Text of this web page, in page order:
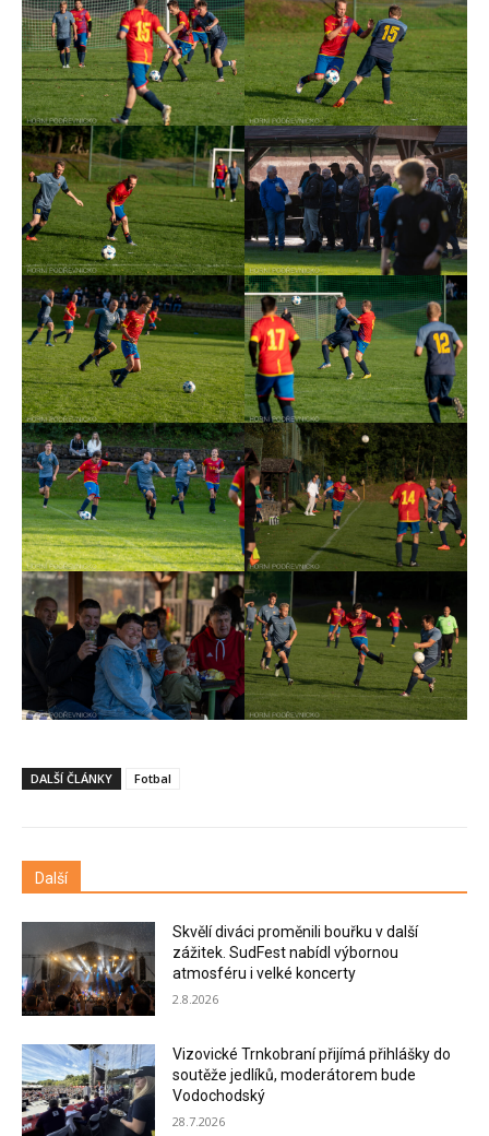
DALŠÍ ČLÁNKY Fotbal
Další
Skvělí diváci proměnili bouřku v další
zážitek. SudFest nabídl výbornou
atmosféru i velké koncerty
2.8.2026
Vizovické Trnkobraní přijímá přihlášky do
soutěže jedlíků, moderátorem bude
Vodochodský
28.7.2026